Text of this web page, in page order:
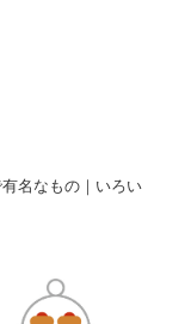
名なもの｜いろい